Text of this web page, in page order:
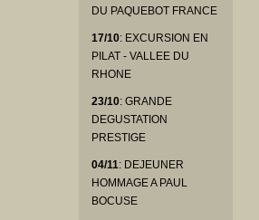
DU PAQUEBOT FRANCE
17/10: EXCURSION EN
PILAT - VALLEE DU
RHONE
23/10: GRANDE
DEGUSTATION
PRESTIGE
04/11: DEJEUNER
HOMMAGE A PAUL
BOCUSE